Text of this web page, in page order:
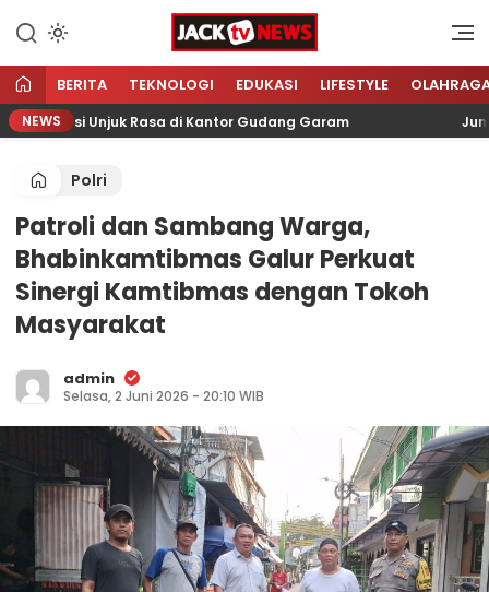
konten
Jacktvnews.com
Sumber Referensi Terpercaya
BERITA TEKNOLOGI EDUKASI LIFESTYLE
NEWS
Aksi Unjuk Rasa di Kantor Gudang Garam Jumat
Polri
Patroli dan Sambang Warga,
Bhabinkamtibmas Galur Perkuat
Sinergi Kamtibmas dengan Tokoh
Masyarakat
admin
Selasa, 2 Juni 2026 - 20:10 WIB